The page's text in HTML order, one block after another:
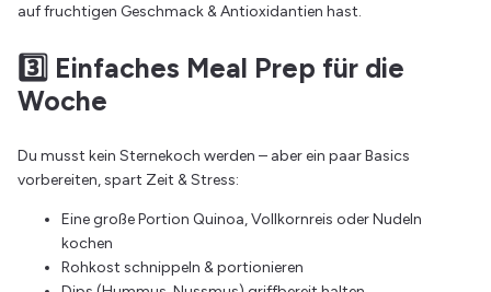
auf fruchtigen Geschmack & Antioxidantien hast.
3️⃣ Einfaches Meal Prep für die
Woche
Du musst kein Sternekoch werden – aber ein paar Basics
vorbereiten, spart Zeit & Stress:
Eine große Portion Quinoa, Vollkornreis oder Nudeln
kochen
Rohkost schnippeln & portionieren